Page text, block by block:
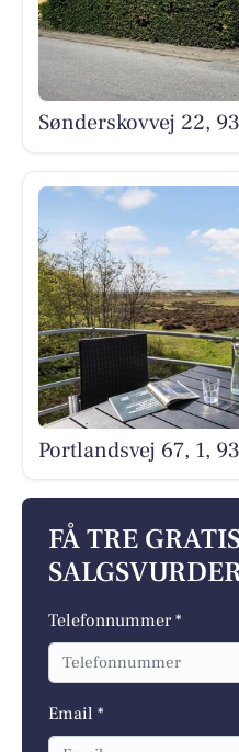
Sønderskovvej 22,
Portlandsvej 67, 1,
FÅ TRE
Telefonnummer *
Email *